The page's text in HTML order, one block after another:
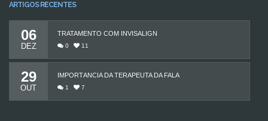
ARTIGOS RECENTES
06
DEZ
TRATAMENTO COM INVISALIGN
0 11
29
OUT
IMPORTÂNCIA DA TERAPEUTA DA FALA
1 7